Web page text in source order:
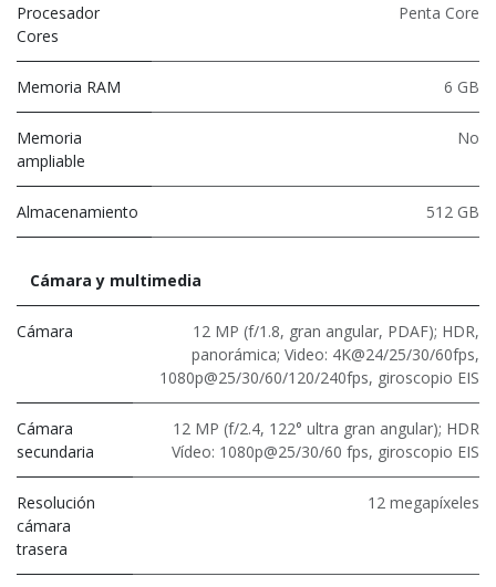
Procesador
Cores
Penta Core
Memoria RAM 6 GB
Memoria
ampliable
No
Almacenamiento 512 GB
Cámara y multimedia
Cámara
12 MP (f/1.8, gran angular, PDAF); HDR,
panorámica; Video: 4K@24/25/30/60fps,
1080p@25/30/60/120/240fps, giroscopio EIS
Cámara
secundaria
12 MP (f/2.4, 122° ultra gran angular); HDR
Vídeo: 1080p@25/30/60 fps, giroscopio EIS
Resolución
cámara
trasera
12 megapíxeles